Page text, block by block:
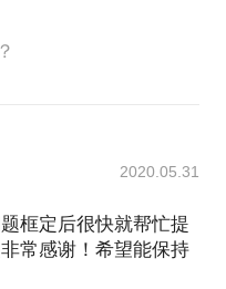
2020.05.31
框定后很快就帮忙提
常感谢！希望能保持